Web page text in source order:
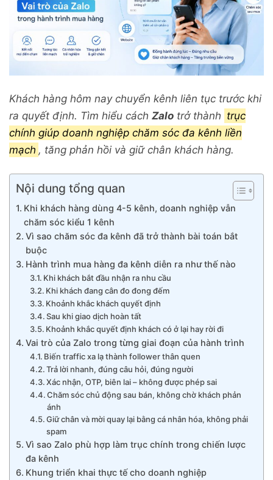
Khách hàng hôm nay chuyển kênh liên tục trước khi
ra quyết định. Tìm hiểu cách Zalo trở thành trục
chính giúp doanh nghiệp chăm sóc đa kênh liền
mạch , tăng phản hồi và giữ chân khách hàng.
Nội dung tổng quan
Khi khách hàng dùng 4-5 kênh, doanh nghiệp vẫn
chăm sóc kiểu 1 kênh
Vì sao chăm sóc đa kênh đã trở thành bài toán bắt
buộc
Hành trình mua hàng đa kênh diễn ra như thế nào
Khi khách bắt đầu nhận ra nhu cầu
Khi khách đang cân đo đong đếm
Khoảnh khắc khách quyết định
Sau khi giao dịch hoàn tất
Khoảnh khắc quyết định khách có ở lại hay rời đi
Vai trò của Zalo trong từng giai đoạn của hành trình
Biến traffic xa lạ thành follower thân quen
Trả lời nhanh, đúng câu hỏi, đúng người
Xác nhận, OTP, biên lai – không được phép sai
Chăm sóc chủ động sau bán, không chờ khách phản
ánh
Giữ chân và mời quay lại bằng cá nhân hóa, không phải
spam
Vì sao Zalo phù hợp làm trục chính trong chiến lược
đa kênh
Khung triển khai thực tế cho doanh nghiệp